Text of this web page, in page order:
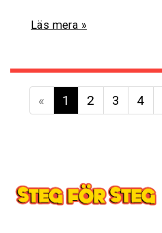
Läs mera »
« 1 2 3 4